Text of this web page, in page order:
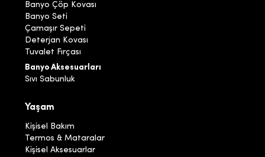
Banyo Çöp Kovası
Banyo Seti
Çamaşır Sepeti
Deterjan Kovası
Tuvalet Fırçası
Banyo Aksesuarları
Sıvı Sabunluk
Yaşam
Kişisel Bakım
Termos & Mataralar
Kişisel Aksesuarlar